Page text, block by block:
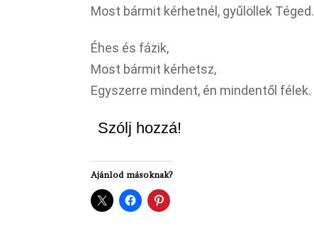
Most bármit kérhetnél, gyűlöllek Téged.
Éhes és fázik,
Most bármit kérhetsz,
Egyszerre mindent, én mindentől félek.
Szólj hozzá!
Ajánlod másoknak?